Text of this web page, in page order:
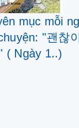
mục mỗi
"괜찮
( Ngày 1..)